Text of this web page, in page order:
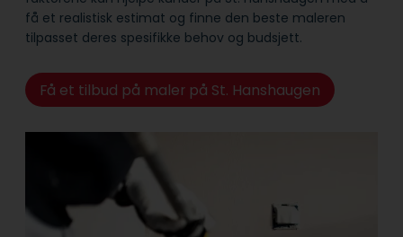
få et realistisk estimat og finne den beste maleren
tilpasset deres spesifikke behov og budsjett.
Få et tilbud på maler på St. Hanshaugen